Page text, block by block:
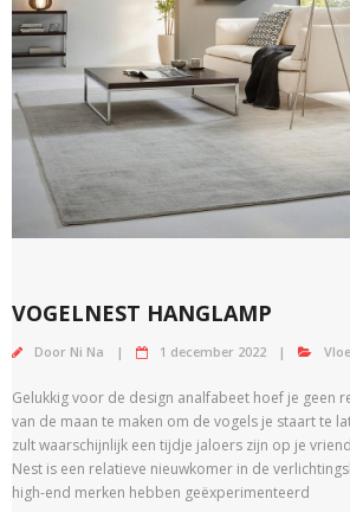
VOGELNEST HANGLAMP
Door Ni Na 1 december 2022
Gelukkig voor de design analfabeet hoef je geen
van de maan te maken om de vogels je staart te
zult waarschijnlijk een tijdje jaloers zijn op je
Nest is een relatieve nieuwkomer in de
high-end merken hebben geëxperimenteerd